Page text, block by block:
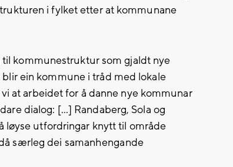
i fylket etter at kommunane
kommunestruktur som gjaldt nye
blir ein kommune i tråd med lokale
at arbeidet for å danne nye kommunar
dialog: [...] Randaberg, Sola og
løyse utfordringar knytt til område
særleg dei samanhengande